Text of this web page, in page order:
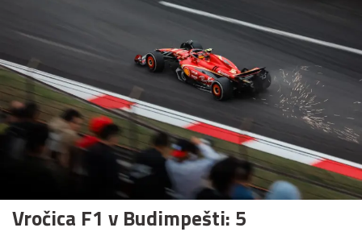
Vročica F1 v Budimpešti: 5